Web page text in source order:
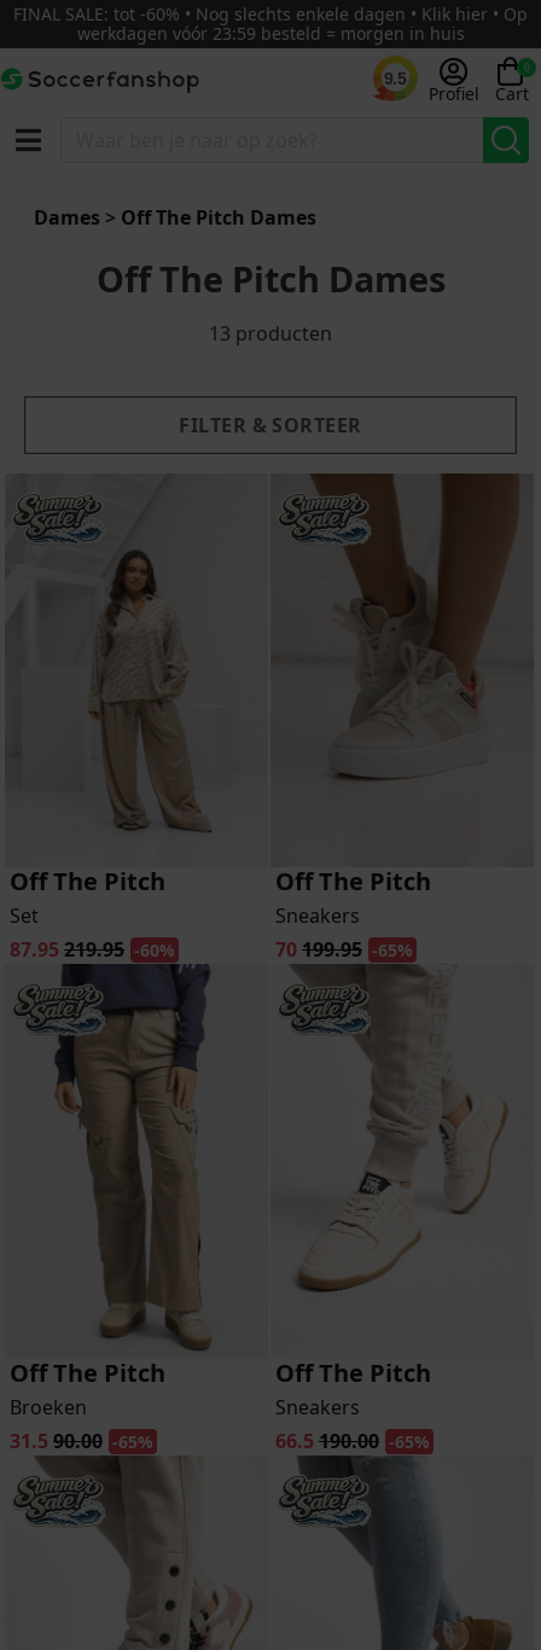
FINAL SALE: tot -60% • Nog slechts enkele dagen • Klik hier • Op
werkdagen vóór 23:59 besteld = morgen in huis
9.5
Profiel
0
Cart
Dames > Off The Pitch Dames
Off The Pitch Dames
13 producten
FILTER & SORTEER
Off The Pitch
Set
87.95 219.95 -60%
Off The Pitch
Sneakers
70199.95 -65%
Off The Pitch
Broeken
31.5 90.00 -65%
Off The Pitch
Sneakers
66.5 190.00 -65%